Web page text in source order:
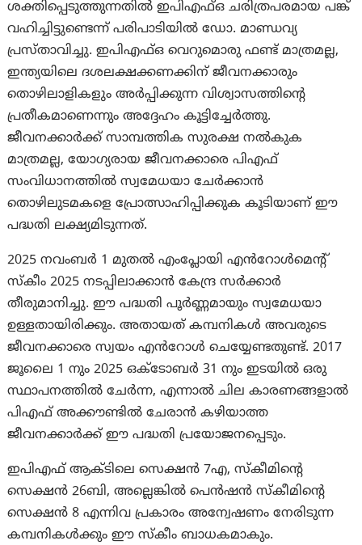
ശക്തിപ്പെടുത്തുന്നതിൽ ഇപിഎഫ്ഒ ചരിത്രപരമായ പങ്ക്
വഹിച്ചിട്ടുണ്ടെന്ന് പരിപാടിയിൽ ഡോ. മാണ്ഡവ്യ
പ്രസ്താവിച്ചു. ഇപിഎഫ്ഒ വെറുമൊരു ഫണ്ട് മാത്രമല്ല,
ഇന്ത്യയിലെ ദശലക്ഷക്കണക്കിന് ജീവനക്കാരും
തൊഴിലാളികളും അർപ്പിക്കുന്ന വിശ്വാസത്തിന്റെ
പ്രതീകമാണെന്നും അദ്ദേഹം കൂട്ടിച്ചേർത്തു.
ജീവനക്കാർക്ക് സാമ്പത്തിക സുരക്ഷ നൽകുക
മാത്രമല്ല, യോഗ്യരായ ജീവനക്കാരെ പിഎഫ്
സംവിധാനത്തിൽ സ്വമേധയാ ചേർക്കാൻ
തൊഴിലുടമകളെ പ്രോത്സാഹിപ്പിക്കുക കൂടിയാണ് ഈ
പദ്ധതി ലക്ഷ്യമിടുന്നത്.
2025 നവംബർ 1 മുതൽ എംപ്ലോയി എൻറോൾമെന്റ്
സ്കീം 2025 നടപ്പിലാക്കാൻ കേന്ദ്ര സർക്കാർ
തീരുമാനിച്ചു. ഈ പദ്ധതി പൂർണ്ണമായും സ്വമേധയാ
ഉള്ളതായിരിക്കും. അതായത് കമ്പനികൾ അവരുടെ
ജീവനക്കാരെ സ്വയം എൻറോൾ ചെയ്യേണ്ടതുണ്ട്. 2017
ജൂലൈ 1 നും 2025 ഒക്ടോബർ 31 നും ഇടയിൽ ഒരു
സ്ഥാപനത്തിൽ ചേർന്ന, എന്നാൽ ചില കാരണങ്ങളാൽ
പിഎഫ് അക്കൗണ്ടിൽ ചേരാൻ കഴിയാത്ത
ജീവനക്കാർക്ക് ഈ പദ്ധതി പ്രയോജനപ്പെടും.
ഇപിഎഫ് ആക്ടിലെ സെക്ഷൻ 7എ, സ്കീമിന്റെ
സെക്ഷൻ 26ബി, അല്ലെങ്കിൽ പെൻഷൻ സ്കീമിന്റെ
സെക്ഷൻ 8 എന്നിവ പ്രകാരം അന്വേഷണം നേരിടുന്ന
കമ്പനികൾക്കും ഈ സ്കീം ബാധകമാകും.